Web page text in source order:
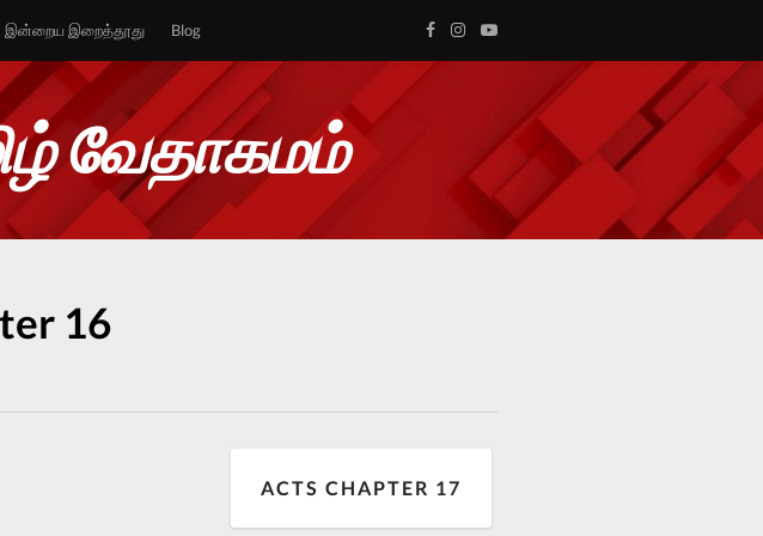
இன்றைய இறைத்தூது Blog
வேதாகமம்
16
ACTS CHAPTER 17